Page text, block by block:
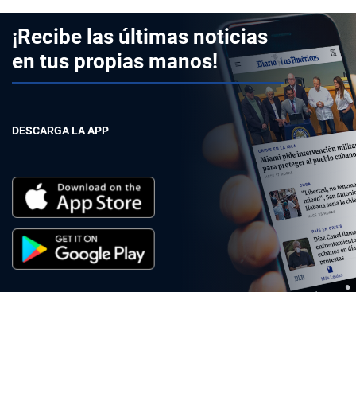
¡Recibe las últimas noticias
en tus propias manos!
DESCARGA LA APP